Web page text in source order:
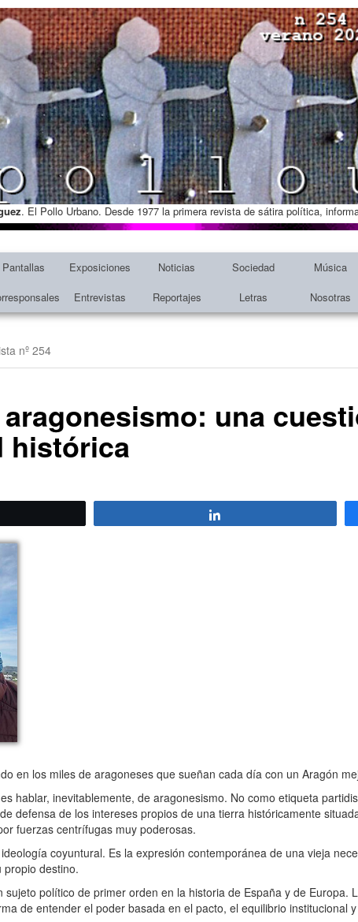
. El Pollo Urbano. Desde 1977 la primera revista de sátira política,
Pantallas Exposiciones Noticias Sociedad Música
Entrevistas Reportajes Letras Nosotras
nº 254
una
histórica
en los miles de aragoneses que sueñan cada día con un Aragón
hablar, inevitablemente, de aragonesismo. No como etiqueta
defensa de los intereses propios de una tierra históricamente
fuerzas centrífugas muy poderosas.
coyuntural. Es la expresión contemporánea de una vieja
propio destino.
político de primer orden en la historia de España y de Europa.
de entender el poder basada en el pacto, el equilibrio institucional